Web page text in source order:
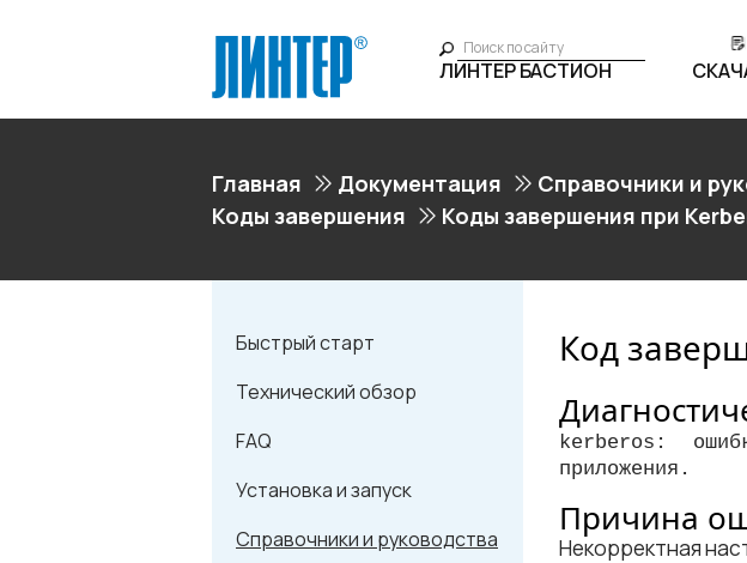
ЛИНТЕР БАСТИОН
Главная Документация Справочники и
Коды завершения
Коды завершения при
Быстрый старт
Технический обзор
FAQ
Установка и запуск
Справочники и руководства
Код
kerberos:
приложения.
Причина
Некорректная